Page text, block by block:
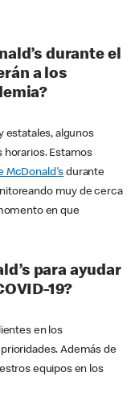
durante el
a los
estatales, algunos
horarios. Estamos
McDonald's durante
muy de cerca
en que
para ayudar
19?
en los
Además de
equipos en los